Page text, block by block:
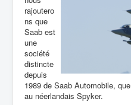
rajoutero
ns que
Saab est
une
société
distincte
depuis
1989 de Saab Automobile, que
au néerlandais Spyker.